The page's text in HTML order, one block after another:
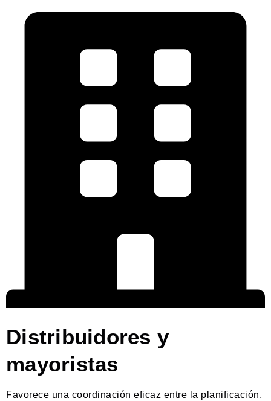
Distribuidores y
mayoristas
Favorece una coordinación eficaz entre la planificación,